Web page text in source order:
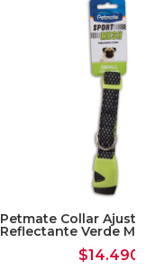
Petmate Collar
Reflectante Verde
$14.490